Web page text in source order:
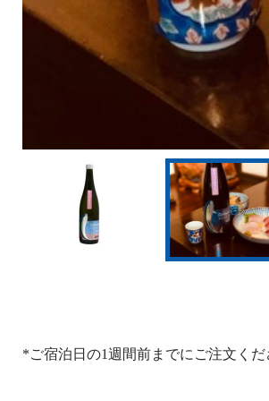
*ご宿泊日の1週間前までにご注文くだ